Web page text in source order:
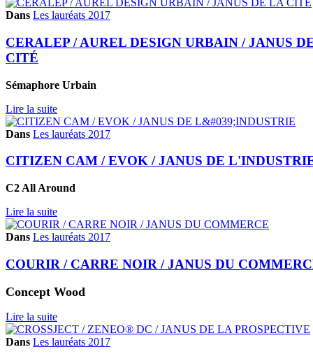
Dans Les lauréats 2017
CERALEP / AUREL DESIGN URBAIN / JANUS
CITÉ
Sémaphore Urbain
Lire la suite
Dans Les lauréats 2017
CITIZEN CAM / EVOK / JANUS DE
C2 All Around
Lire la suite
Dans Les lauréats 2017
COURIR / CARRE NOIR / JANUS DU
Concept Wood
Lire la suite
Dans Les lauréats 2017